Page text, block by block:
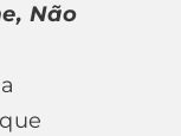
Não